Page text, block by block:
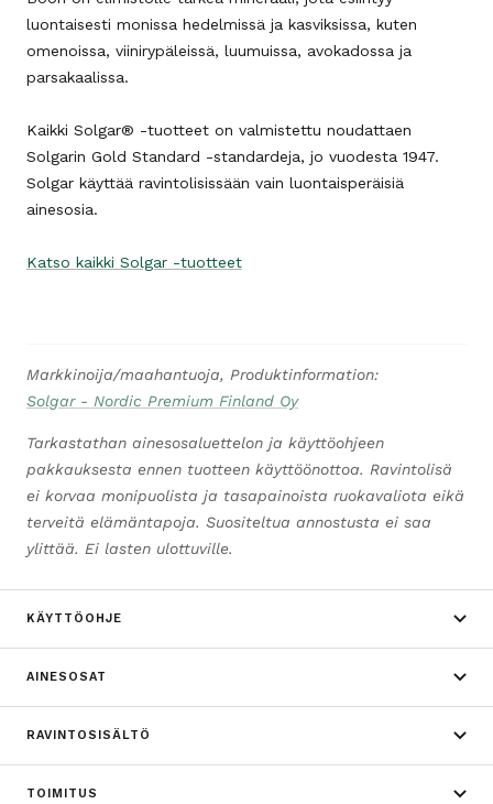
luontaisesti monissa hedelmissä ja kasviksissa, kuten
omenoissa, viinirypäleissä, luumuissa, avokadossa ja
parsakaalissa.
Kaikki Solgar® -tuotteet on valmistettu noudattaen
Solgarin Gold Standard -standardeja, jo vuodesta 1947.
Solgar käyttää ravintolisissään vain luontaisperäisiä
ainesosia.
Katso kaikki Solgar -tuotteet
Markkinoija/maahantuoja, Produktinformation:
Solgar - Nordic Premium Finland Oy
Tarkastathan ainesosaluettelon ja käyttöohjeen
pakkauksesta ennen tuotteen käyttöönottoa. Ravintolisä
ei korvaa monipuolista ja tasapainoista ruokavaliota eikä
terveitä elämäntapoja. Suositeltua annostusta ei saa
ylittää. Ei lasten ulottuville.
KÄYTTÖOHJE
AINESOSAT
RAVINTOSISÄLTÖ
TOIMITUS